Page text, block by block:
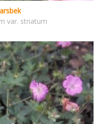
var. striatum